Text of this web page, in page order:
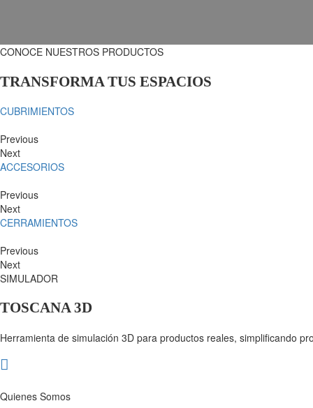
CONOCE NUESTROS PRODUCTOS
TRANSFORMA TUS ESPACIOS
CUBRIMIENTOS
Previous
Next
ACCESORIOS
Previous
Next
CERRAMIENTOS
Previous
Next
SIMULADOR
TOSCANA 3D
Herramienta de simulación 3D para productos reales, simplificando
Quienes Somos